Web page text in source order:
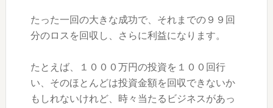
たった一回の大きな成功で、それまでの９９回
分のロスを回収し、さらに利益になります。
たとえば、１０００万円の投資を１００回行
い、そのほとんどは投資金額を回収できないか
もしれないけれど、時々当たるビジネスがあっ